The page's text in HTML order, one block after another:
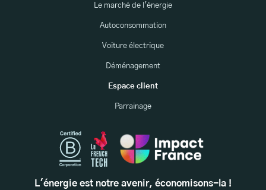
Le marché de l'énergie
Autoconsommation
Voiture électrique
Déménagement
Espace client
Parrainage
L'énergie est notre avenir, économisons-la !